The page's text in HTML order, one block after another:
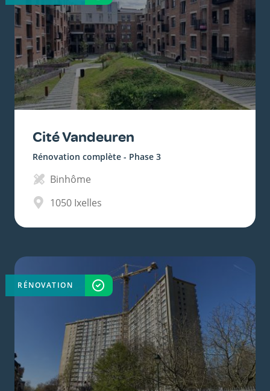
Cité Vandeuren
Rénovation complète - Phase 3
Binhôme
1050 Ixelles
RÉNOVATION TERMINÉ